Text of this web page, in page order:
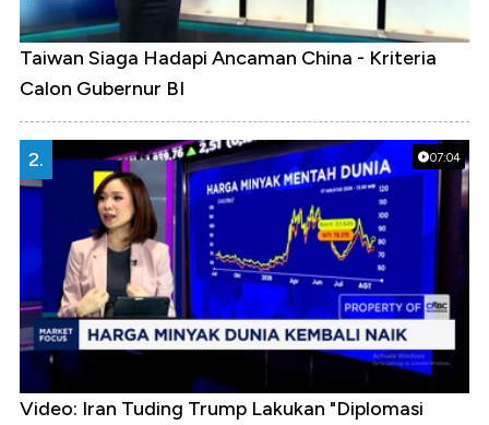
Taiwan Siaga Hadapi Ancaman China - Kriteria
Calon Gubernur BI
07:04
2.
Video: Iran Tuding Trump Lakukan "Diplomasi